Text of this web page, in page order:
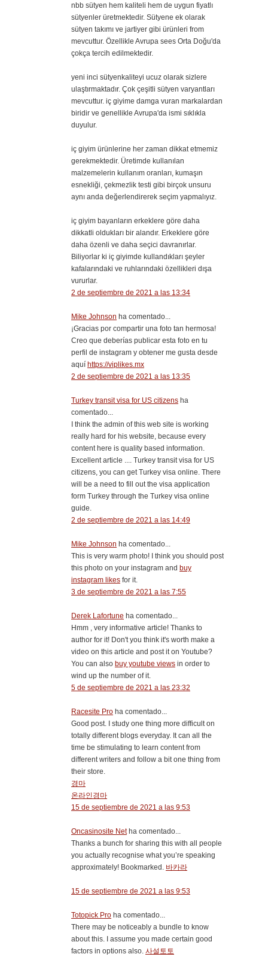
nbb sütyen hem kaliteli hem de uygun fiyatlı
sütyenler üretmektedir. Sütyene ek olarak
sütyen takımı ve jartiyer gibi ürünleri from
mevcuttur. Özellikle Avrupa sees Orta Doğu'da
çokça tercih edilmektedir.
yeni inci sütyenkaliteyi ucuz olarak sizlere
ulaştırmaktadır. Çok çeşitli sütyen varyantları
mevcuttur. iç giyime damga vuran markalardan
biridir ve genellikle Avrupa'da ismi sıklıkla
duyulur.
iç giyim ürünlerine her zaman dikkat etmemiz
gerekmektedir. Üretimde kullanılan
malzemelerin kullanım oranları, kumaşın
esnekliği, çekmezlik testi gibi birçok unsuru
aynı anda değerlendirerek seçim yapmalıyız.
iç giyim bayanların erkeklere göre daha
dikkatli oldukları bir alandır. Erkeklere göre
daha özenli ve daha seçici davranırlar.
Biliyorlar ki iç giyimde kullandıkları şeyler
kafalarındaki ve ruhlarındaki özellikleri dışa
vururlar.
2 de septiembre de 2021 a las 13:34
Mike Johnson ha comentado...
¡Gracias por compartir una foto tan hermosa!
Creo que deberías publicar esta foto en tu
perfil de instagram y obtener me gusta desde
aquí https://viplikes.mx
2 de septiembre de 2021 a las 13:35
Turkey transit visa for US citizens ha
comentado...
I think the admin of this web site is working
really hard for his website, because every
content here is quality based information.
Excellent article .... Turkey transit visa for US
citizens, you can get Turkey visa online. There
will be a need to fill out the visa application
form Turkey through the Turkey visa online
guide.
2 de septiembre de 2021 a las 14:49
Mike Johnson ha comentado...
This is very warm photo! I think you should post
this photo on your instagram and buy
instagram likes for it.
3 de septiembre de 2021 a las 7:55
Derek Lafortune ha comentado...
Hmm , very informative article! Thanks to
author for it! Don't you think it's worth make a
video on this article and post it on Youtube?
You can also buy youtube views in order to
wind up the number of it.
5 de septiembre de 2021 a las 23:32
Racesite Pro ha comentado...
Good post. I study one thing more difficult on
totally different blogs everyday. It can all the
time be stimulating to learn content from
different writers and follow a bit one thing from
their store.
경마
온라인경마
15 de septiembre de 2021 a las 9:53
Oncasinosite Netha comentado...
Thanks a bunch for sharing this with all people
you actually recognise what you’re speaking
approximately! Bookmarked. 바카라
15 de septiembre de 2021 a las 9:53
Totopick Pro ha comentado...
There may be noticeably a bundle to know
about this. I assume you made certain good
factors in options also. 사설토토